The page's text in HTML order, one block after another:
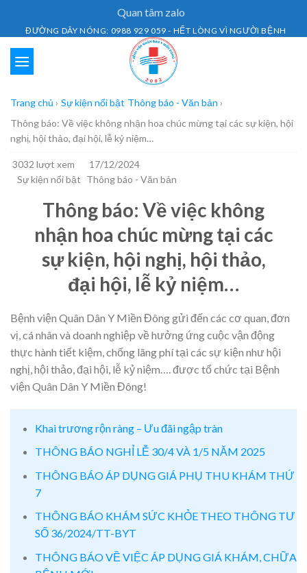
Quan tâm zalo
ĐƯỜNG DÂY NÓNG: 0988 929 059 - HẾT LÒNG VÌ NGƯỜI BỆNH
Trang chủ › Sự kiện nổi bật Thông báo - Văn bản ›
Thông báo: Về việc không nhận hoa chúc mừng tại các sự kiện, hội
nghị, hội thảo, đại hội, lễ kỷ niệm…
3032 lượt xem
17/12/2024
Sự kiện nổi bật Thông báo - Văn bản
Thông báo: Về việc không
nhận hoa chúc mừng tại các
sự kiện, hội nghị, hội thảo,
đại hội, lễ kỷ niệm…
Bệnh viện Quân Dân Y Miền Đông gửi đến các cơ quan, đơn
vị, cá nhân và doanh nghiệp về hưởng ứng cuộc vận động
thực hành tiết kiệm, chống lãng phí tại các sự kiện như hội
nghị, hội thảo, đại hội, lễ kỷ niệm…. được tổ chức tại Bệnh
viện Quân Dân Y Miền Đông!
Khai trương rộn ràng – Ưu đãi ngập tràn
THÔNG BÁO NGHỈ LỄ 30/4 VÀ 1/5 NĂM 2025
THÔNG BÁO ÁP DỤNG GIÁ PHỤ THU KHÁM THỨ
7
THÔNG BÁO KHÁM SỨC KHỎE THEO THÔNG TƯ
SỐ 36/2024/TT-BYT
THÔNG BÁO VỀ VIỆC ÁP DỤNG GIÁ KHÁM, CHỮA